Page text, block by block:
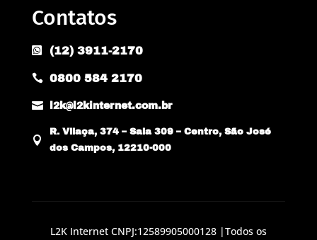
Contatos
 (12) 3911-2170
 0800 584 2170
 l2k@l2kinternet.com.br

R. Vilaça, 374 – Sala 309 – Centro, São José
dos Campos, 12210-000
L2K Internet CNPJ:12589905000128 |Todos os